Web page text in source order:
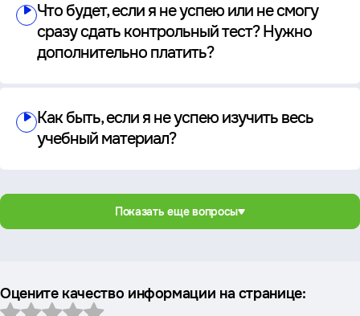
Что будет, если я не успею или не смогу
сразу сдать контрольный тест? Нужно
дополнительно платить?
Как быть, если я не успею изучить весь
учебный материал?
Показать еще вопросы
Оцените качество информации на странице: